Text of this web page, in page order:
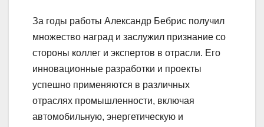
За годы работы Александр Бебрис получил
множество наград и заслужил признание со
стороны коллег и экспертов в отрасли. Его
инновационные разработки и проекты
успешно применяются в различных
отраслях промышленности, включая
автомобильную, энергетическую и